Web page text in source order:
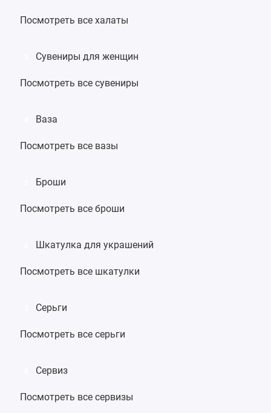
Посмотреть все халаты
Сувениры для женщин
Посмотреть все сувениры
Ваза
Посмотреть все вазы
Броши
Посмотреть все броши
Шкатулка для украшений
Посмотреть все шкатулки
Серьги
Посмотреть все серьги
Сервиз
Посмотреть все сервизы